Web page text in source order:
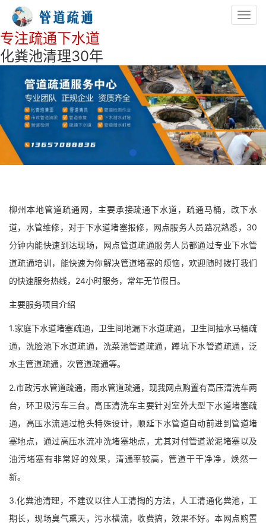
专注疏通下水道
化粪池清理30年
柳州本地管道疏通网，主要承接疏通下水道，疏通马桶，改下水
道，水管维修，对于下水道堵塞报修，网点服务人员路况熟悉，30
分钟内能快速到达现场，网点管道疏通服务人员都通过专业下水管
道疏通培训，能快速为你解决管道堵塞的烦恼，欢迎随时拨打我们
的快速服务热线，24小时服务，常年无节假日。
主要服务项目介绍
1.家庭下水道堵塞疏通，卫生间地漏下水道疏通，卫生间抽水马桶疏
通，洗脸池下水道疏通，洗菜池管道疏通，蹲坑下水管道疏通，泛
水主管道疏通，次管道疏通等。
2.市政污水管道疏通，雨水管道疏通，现我网点购置有高压清洗车两
台，环卫吸污车三台。高压清洗车主要针对室外大型下水道堵塞疏
通，高压水流通过枪头特殊设计，顺延下水管道自动前进到管道堵
塞地点，通过高压水流冲洗堵塞地点，尤其对付管道淤泥堵塞以及
油污堵塞有非常好的效果，清通率较高，管道干干净净，焕然一
新。
3.化粪池清理，不建议以往人工清掏的方法，人工清通化粪池，工
期长，现场臭气熏天，污水横流，收费搞，效果不好。本网点购置